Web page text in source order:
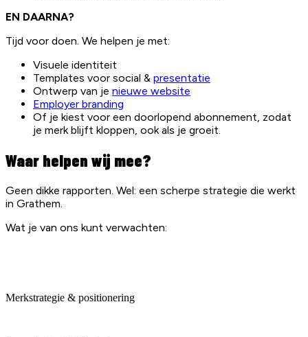
EN DAARNA?
Tijd voor doen. We helpen je met:
Visuele identiteit
Templates voor social & presentatie
Ontwerp van je nieuwe website
Employer branding
Of je kiest voor een doorlopend abonnement, zodat
je merk blijft kloppen, ook als je groeit.
Waar helpen wij mee?
Geen dikke rapporten. Wel: een scherpe strategie die werkt
in Grathem.
Wat je van ons kunt verwachten:
Merkstrategie & positionering